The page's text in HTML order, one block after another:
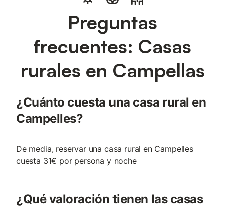
Preguntas
frecuentes: Casas
rurales en Campellas
¿Cuánto cuesta una casa rural en
Campelles?
De media, reservar una casa rural en Campelles
cuesta 31€ por persona y noche
¿Qué valoración tienen las casas